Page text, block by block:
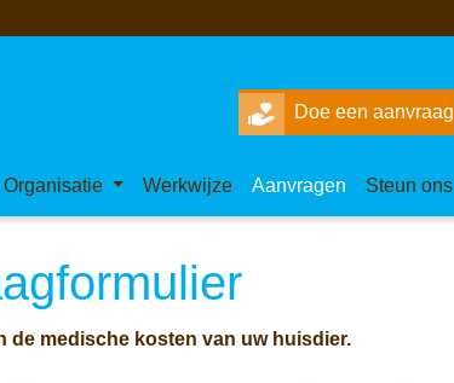
Doe een aanvraag
Organisatie Werkwijze Aanvragen Steun ons
de medische kosten van uw huisdier.